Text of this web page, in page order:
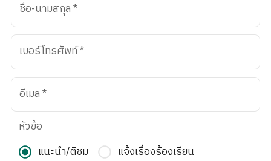
ชื่อ-นามสกุล*
เบอร์โทรศัพท์*
อีเมล*
หัวข้อ
แนะนำ/ติชม
แจ้งเรื่องร้องเรียน